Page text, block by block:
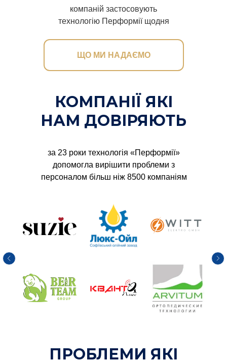
компаній застосовують
технологію Перформії щодня
ЩО МИ НАДАЄМО
КОМПАНІЇ ЯКІ
НАМ ДОВІРЯЮТЬ
за 23 роки технологія «Перформії»
допомогла вирішити проблеми з
персоналом більш ніж 8500 компаніям
ПРОБЛЕМИ ЯКІ